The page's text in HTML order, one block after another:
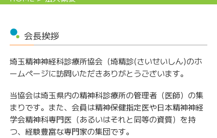
会長挨拶
埼玉精神神経科診療所協会（埼精診(さいせいしん)のホ
ームページに訪問いただきありがとうございます。
当協会は埼玉県内の精神科診療所の管理者（医師）の集
まりです。また、会員は精神保健指定医や日本精神神経
学会精神科専門医（あるいはそれと同等の資質）を持
つ、経験豊富な専門家の集団です。